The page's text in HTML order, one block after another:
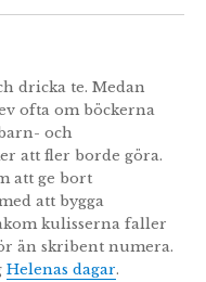
dricka te. Medan
ofta om böckerna
och
att fler borde göra.
att ge bort
att bygga
kulisserna faller
än skribent numera.
Helenas dagar.